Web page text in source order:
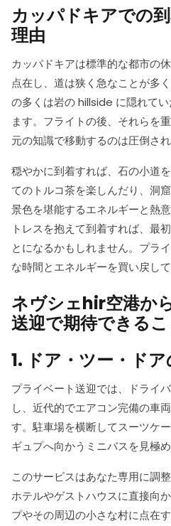
カッパドキアでの
理由
カッパドキアは標準的な都市の
点在し、道は狭く急なことが多
の多くは岩の hillside に隠れて
ます。フライトの後、それらを
元の知識で移動するのは圧倒さ
穏やかに到着すれば、石の小道
てのトルコ茶を楽しんだり、洞
景色を堪能するエネルギーと熱
トレスを抱えて到着すれば、最
とになるかもしれません。プラ
な時間とエネルギーを買い戻して
ネヴシェhir空港か
送迎で期待できるこ
1. ドア・ツー・ドア
プライベート送迎では、ドライ
し、近代的でエアコン完備の車
す。駐車場を横断してスーツケ
ギュプへ向かうミニバスを見極
このサービスはあなた専用に調
ホテルやゲストハウスに直接向
プやその周辺の小さな村に点在